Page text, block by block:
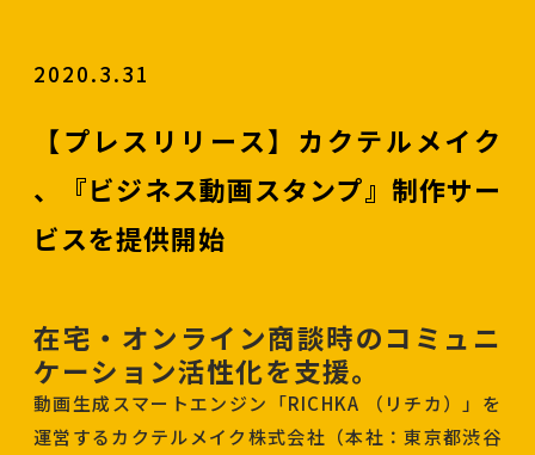
2020.3.31
【プレスリリース】カクテルメイク
、『ビジネス動画スタンプ』制作サー
ビスを提供開始
在宅・オンライン商談時のコミュニ
ケーション活性化を支援。
動画生成スマートエンジン「RICHKA （リチカ）」を
運営するカクテルメイク株式会社（本社：東京都渋谷